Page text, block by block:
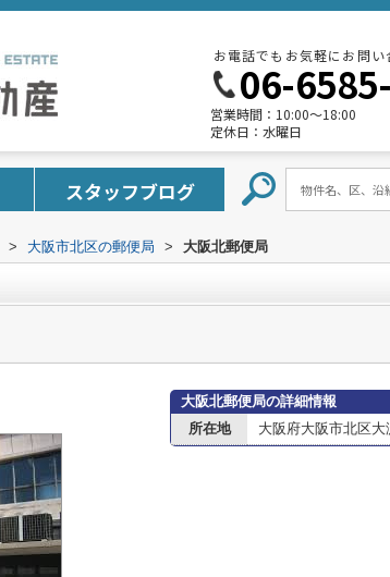
お電話でもお気軽にお問
06-
営業時間： 10:00～18:00
定休日： 水曜日
スタッフブログ
> 大阪市北区の郵便局 > 大阪北郵便局
大阪北郵便局の詳細情報
所在地
大阪府大阪市北区大